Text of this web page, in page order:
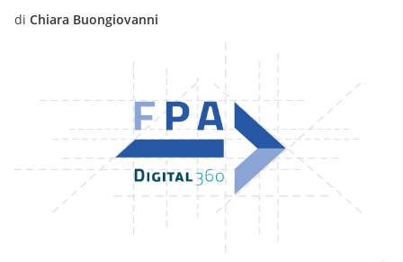
di Chiara Buongiovanni